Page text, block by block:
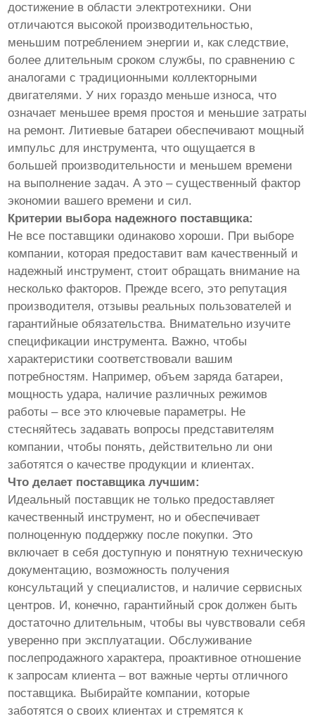
достижение в области электротехники. Они
отличаются высокой производительностью,
меньшим потреблением энергии и, как следствие,
более длительным сроком службы, по сравнению с
аналогами с традиционными коллекторными
двигателями. У них гораздо меньше износа, что
означает меньшее время простоя и меньшие затраты
на ремонт. Литиевые батареи обеспечивают мощный
импульс для инструмента, что ощущается в
большей производительности и меньшем времени
на выполнение задач. А это – существенный фактор
экономии вашего времени и сил.
Критерии выбора надежного поставщика:
Не все поставщики одинаково хороши. При выборе
компании, которая предоставит вам качественный и
надежный инструмент, стоит обращать внимание на
несколько факторов. Прежде всего, это репутация
производителя, отзывы реальных пользователей и
гарантийные обязательства. Внимательно изучите
спецификации инструмента. Важно, чтобы
характеристики соответствовали вашим
потребностям. Например, объем заряда батареи,
мощность удара, наличие различных режимов
работы – все это ключевые параметры. Не
стесняйтесь задавать вопросы представителям
компании, чтобы понять, действительно ли они
заботятся о качестве продукции и клиентах.
Что делает поставщика лучшим:
Идеальный поставщик не только предоставляет
качественный инструмент, но и обеспечивает
полноценную поддержку после покупки. Это
включает в себя доступную и понятную техническую
документацию, возможность получения
консультаций у специалистов, и наличие сервисных
центров. И, конечно, гарантийный срок должен быть
достаточно длительным, чтобы вы чувствовали себя
уверенно при эксплуатации. Обслуживание
послепродажного характера, проактивное отношение
к запросам клиента – вот важные черты отличного
поставщика. Выбирайте компании, которые
заботятся о своих клиентах и стремятся к